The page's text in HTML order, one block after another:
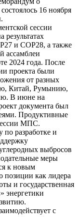
16 ноября
сессии
результатах
и COP28, а также
ассамблеи
2024 года. После
проекта были
от разных
Китай, Румынию,
В июне на
документа был
Продуктивные
МПС.
по разработке и
выбросов
меры
к новым
позиции как лидера
и государственная
энергетики
с